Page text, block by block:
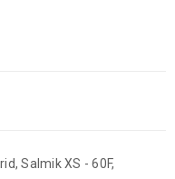
,Salmik XS - 60F,